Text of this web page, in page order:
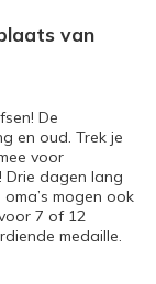
van
De
en oud. Trek je
voor
Drie dagen lang
mogen ook
7 of 12
medaille.